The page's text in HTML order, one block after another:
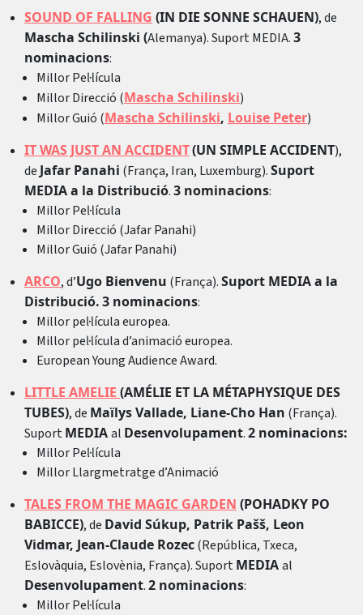
SOUND OF FALLING (IN DIE SONNE SCHAUEN), de
Mascha Schilinski (Alemanya). Suport MEDIA.3
nominacions:
Millor Pel·lícula
Millor Direcció (Mascha Schilinski)
Millor Guió (Mascha Schilinski, Louise Peter)
IT WAS JUST AN ACCIDENT(UN SIMPLE ACCIDENT),
de Jafar Panahi (França, Iran, Luxemburg).Suport
MEDIA a la Distribució.3 nominacions:
Millor Pel·lícula
Millor Direcció (Jafar Panahi)
Millor Guió (Jafar Panahi)
ARCO, d’Ugo Bienvenu (França).Suport MEDIA a la
Distribució.3 nominacions:
Millor pel·lícula europea.
Millor pel·lícula d’animació europea.
European Young Audience Award.
LITTLE AMELIE (AMÉLIE ET LA MÉTAPHYSIQUE DES
TUBES), de Maïlys Vallade, Liane-Cho Han (França).
SuportMEDIAal Desenvolupament.2 nominacions:
Millor Pel·lícula
Millor Llargmetratge d’Animació
TALES FROM THE MAGIC GARDEN (POHADKY PO
BABICCE), de David Súkup, Patrik Pašš, Leon
Vidmar, Jean-Claude Rozec(República, Txeca,
Eslovàquia, Eslovènia, França). SuportMEDIAal
Desenvolupament.2 nominacions:
Millor Pel·lícula